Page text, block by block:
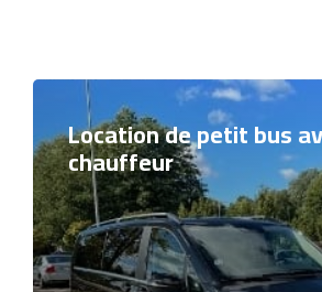
Location de petit bus
chauffeur